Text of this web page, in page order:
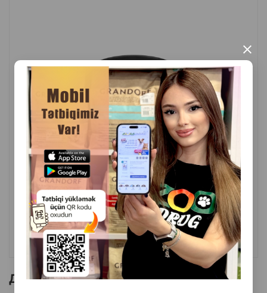
×
( Отзывы)
Масса Цена
Купить
14.00
КУПИТЬ
Другие товоры бренда